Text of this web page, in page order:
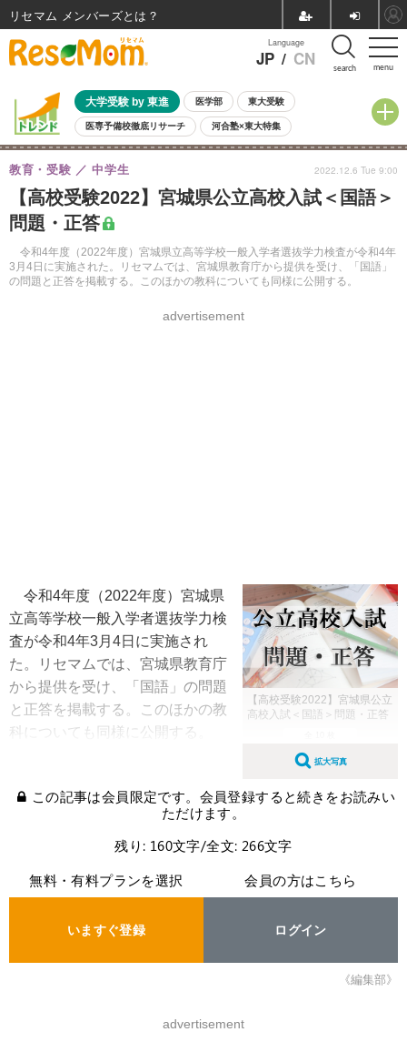
menu
Language
JP / CN search
大学受験 by 東進 医学部 東大受験
医専予備校徹底リサーチ 河合塾×東大特集
親子で考える大学選び 高校受験 中学受験 小学校受験
共通テスト 夏休み
8月開催イベント・WS 全国公立高校 過去問 人気記事
自由研究教材（小学生向け）
【高校受験2022】宮城県公立高校入試＜国語＞
問題・正答
令和4年度（2022年度）宮城県立高等学校一般入学者選抜学力検査が令和4年
3月4日に実施された。リセマムでは、宮城県教育庁から提供を受け、「国語」
の問題と正答を掲載する。このほかの教科についても同様に公開する。
教育・受験 中学生
advertisement
2022.12.6 Tue 9:00
【高校受験2022】宮城県公立
高校入試＜国語＞問題・正答
拡大写真
令和4年度（2022年度）宮城県
立高等学校一般入学者選抜学力検
査が令和4年3月4日に実施され
た。リセマムでは、宮城県教育庁
から提供を受け、「国語」の問題
と正答を掲載する。このほかの教
科についても同様に公開する。
この記事は会員限定です。会員登録すると続きをお読みい
ただけます。
残り: 160文字/全文: 266文字
無料・有料プランを選択
いますぐ登録
会員の方はこちら
ログイン
《編集部》
advertisement
リセマム メンバーズ